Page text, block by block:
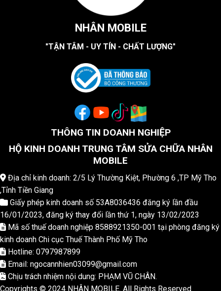
NHÂN MOBILE
"TẬN TÂM - UY TÍN - CHẤT LƯỢNG"
THÔNG TIN DOANH NGHIỆP
HỘ KINH DOANH TRUNG TÂM SỬA CHỮA NHÂN
MOBILE
Địa chỉ kinh doanh: 2/5 Lý Thường Kiệt, Phường 6 ,TP Mỹ Tho
,Tỉnh Tiền Giang
Giấy phép kinh doanh số 53A8036436 đăng ký lần đầu
16/01/2023, đăng ký thay đổi lần thứ 1, ngày 13/02/2023
Mã số thuế doanh nghiệp 8588921350-001 tại phòng đăng ký
kinh doanh Chi cục Thuế Thành Phố Mỹ Tho
Hotline: 0797987899
Email: ngocannhien03099@gmail.com
Chịu trách nhiệm nội dung: PHẠM VŨ CHÂN.
Copyrights © 2024 NHÂN MOBILE. All Rights Reserved